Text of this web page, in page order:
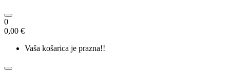
0
0,00 €
Vaša košarica je prazna!!